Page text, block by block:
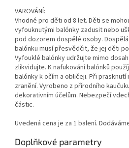
VAROVÁNÍ:
Vhodné pro děti od 8 let. Děti se
vyfouknutými balónky zadusit nebo
pod dozorem dospělé osoby.
balónku musí přesvědčit, že jej děti
Vyfouklé balónky udržujte mimo
zlikvidujte. K nafukování balónků
balónky k očím a obličeji. Při
zranění. Vyrobeno z přírodního
dekorativním účelům. Nebezpečí
částic.
Uvedená cena je za 1 balení.
Doplňkové parametry